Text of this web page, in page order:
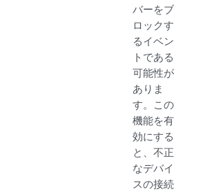
バーをブ
ロックす
るイベン
トである
可能性が
ありま
す。この
機能を有
効にする
と、不正
なデバイ
スの接続